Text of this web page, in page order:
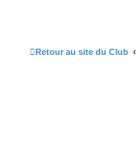
g
n
Retour au site du Club